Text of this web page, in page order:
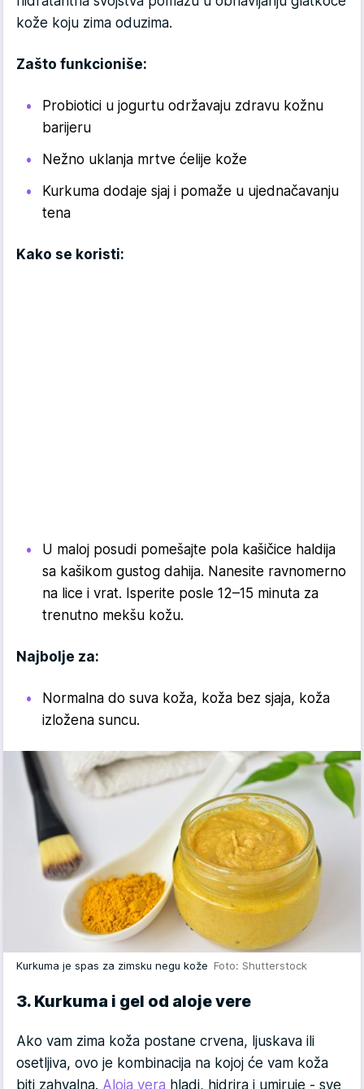
kože koju zima oduzima.
Zašto funkcioniše:
Probiotici u jogurtu održavaju zdravu kožnu
barijeru
Nežno uklanja mrtve ćelije kože
Kurkuma dodaje sjaj i pomaže u ujednačavanju
tena
Kako se koristi:
U maloj posudi pomešajte pola kašičice haldija
sa kašikom gustog dahija. Nanesite ravnomerno
na lice i vrat. Isperite posle 12–15 minuta za
trenutno mekšu kožu.
Najbolje za:
Normalna do suva koža, koža bez sjaja, koža
izložena suncu.
Kurkuma je spas za zimsku negu kože Foto: Shutterstock
3. Kurkuma i gel od aloje vere
Ako vam zima koža postane crvena, ljuskava ili
osetljiva, ovo je kombinacija na kojoj će vam koža
biti zahvalna. Aloja vera hladi, hidrira i umiruje - sve